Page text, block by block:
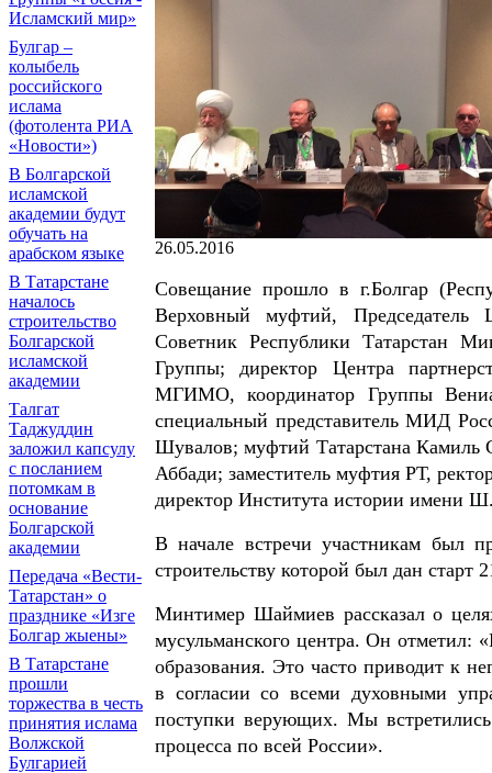
Исламский мир»
Булгар –
колыбель
российского
ислама
(фотолента РИА
«Новости»)
В Болгарской
исламской
академии будут
обучать на
арабском языке
В Татарстане
началось
строительство
Болгарской
исламской
академии
Талгат
Таджуддин
заложил капсулу
с посланием
потомкам в
основание
Болгарской
академии
Передача «Вести-
Татарстан» о
празднике «Изге
Болгар жыены»
В Татарстане
прошли
торжества в честь
принятия ислама
Волжской
Булгарией
26.05.2016
Совещание прошло в г.Болгар
Верховный муфтий,
Советник Республики Татарстан
Группы; директор Центра
МГИМО, координатор Группы
специальный представитель МИД
Шувалов; муфтий Татарстана Камиль
Аббади; заместитель муфтия РТ,
директор Института истории
В начале встречи участникам был
строительству которой был дан старт
Минтимер Шаймиев рассказал о
мусульманского центра. Он отметил:
образования. Это часто приводит к
в согласии со всеми духовными
поступки верующих. Мы встретились
процесса по всей России».